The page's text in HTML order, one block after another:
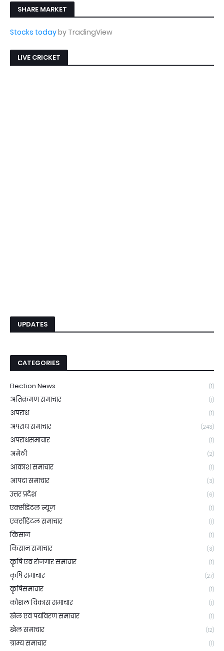
SHARE MARKET
Stocks todayby TradingView
LIVE CRICKET
UPDATES
CATEGORIES
Election News (1)
अतिक्रमण समाचार (1)
अपराध (1)
अपराध समाचार (243)
अपराधसमाचार (1)
अमेठी (2)
आकाश समाचार (1)
आपदा समाचार (3)
उत्तर प्रदेश (6)
एक्सीडेंटल न्यूज़ (1)
एक्सीडेंटल समाचार (1)
किसान (1)
किसान समाचार (3)
कृषि एवं रोजगार समाचार (1)
कृषि समाचार (27)
कृषिसमाचार (1)
कौशल विकास समाचार (1)
खेल एवं पर्यावरण समाचार (1)
खेल समाचार (12)
ग्राम्य समाचार (1)